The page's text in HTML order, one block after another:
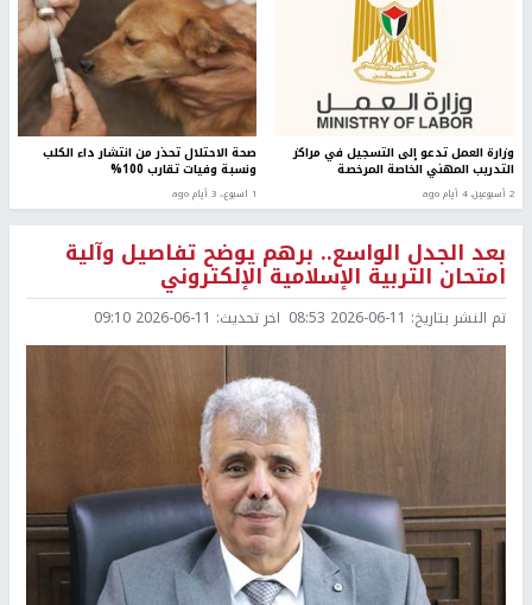
وزارة العمل تدعو إلى التسجيل في مراكز
التدريب المهني الخاصة المرخصة
2 أسبوعين، 4 أيام ago
صحة الاحتلال تحذر من انتشار داء الكلب
ونسبة وفيات تقارب 100%
1 اسبوع.، 3 أيام ago
بعد الجدل الواسع.. برهم يوضح تفاصيل وآلية
امتحان التربية الإسلامية الإلكتروني
تم النشر بتاريخ: 2026-06-11 08:53 اخر تحديث: 2026-06-11 09:10